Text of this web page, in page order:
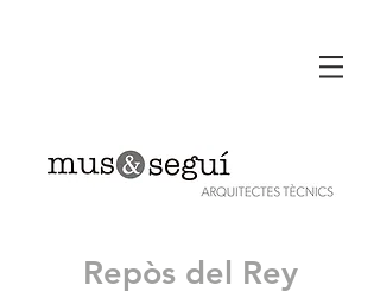
Repòs del Rey